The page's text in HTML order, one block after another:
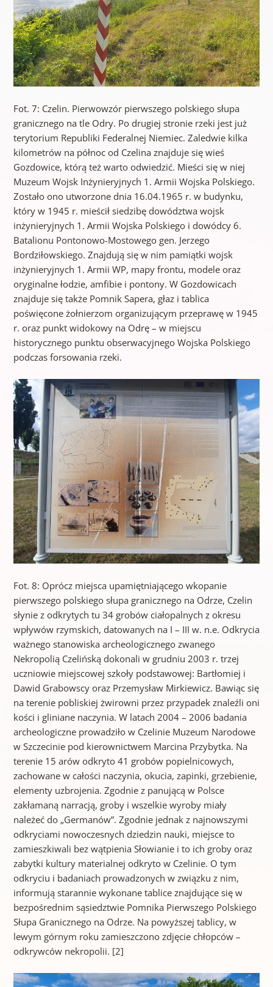
Fot. 7: Czelin. Pierwowzór pierwszego polskiego słupa
granicznego na tle Odry. Po drugiej stronie rzeki jest już
terytorium Republiki Federalnej Niemiec. Zaledwie kilka
kilometrów na północ od Czelina znajduje się wieś
Gozdowice, którą też warto odwiedzić. Mieści się w niej
Muzeum Wojsk Inżynieryjnych 1. Armii Wojska Polskiego.
Zostało ono utworzone dnia 16.04.1965 r. w budynku,
który w 1945 r. mieścił siedzibę dowództwa wojsk
inżynieryjnych 1. Armii Wojska Polskiego i dowódcy 6.
Batalionu Pontonowo-Mostowego gen. Jerzego
Bordziłowskiego. Znajdują się w nim pamiątki wojsk
inżynieryjnych 1. Armii WP, mapy frontu, modele oraz
oryginalne łodzie, amfibie i pontony. W Gozdowicach
znajduje się także Pomnik Sapera, głaz i tablica
poświęcone żołnierzom organizującym przeprawę w 1945
r. oraz punkt widokowy na Odrę – w miejscu
historycznego punktu obserwacyjnego Wojska Polskiego
podczas forsowania rzeki.
Fot. 8: Oprócz miejsca upamiętniającego wkopanie
pierwszego polskiego słupa granicznego na Odrze, Czelin
słynie z odkrytych tu 34 grobów ciałopalnych z okresu
wpływów rzymskich, datowanych na I – III w. n.e. Odkrycia
ważnego stanowiska archeologicznego zwanego
Nekropolią Czelińską dokonali w grudniu 2003 r. trzej
uczniowie miejscowej szkoły podstawowej: Bartłomiej i
Dawid Grabowscy oraz Przemysław Mirkiewicz. Bawiąc się
na terenie pobliskiej żwirowni przez przypadek znaleźli oni
kości i gliniane naczynia. W latach 2004 – 2006 badania
archeologiczne prowadziło w Czelinie Muzeum Narodowe
w Szczecinie pod kierownictwem Marcina Przybytka. Na
terenie 15 arów odkryto 41 grobów popielnicowych,
zachowane w całości naczynia, okucia, zapinki, grzebienie,
elementy uzbrojenia. Zgodnie z panującą w Polsce
zakłamaną narracją, groby i wszelkie wyroby miały
należeć do „Germanów”. Zgodnie jednak z najnowszymi
odkryciami nowoczesnych dziedzin nauki, miejsce to
zamieszkiwali bez wątpienia Słowianie i to ich groby oraz
zabytki kultury materialnej odkryto w Czelinie. O tym
odkryciu i badaniach prowadzonych w związku z nim,
informują starannie wykonane tablice znajdujące się w
bezpośrednim sąsiedztwie Pomnika Pierwszego Polskiego
Słupa Granicznego na Odrze. Na powyższej tablicy, w
lewym górnym roku zamieszczono zdjęcie chłopców –
odkrywców nekropolii. [2]